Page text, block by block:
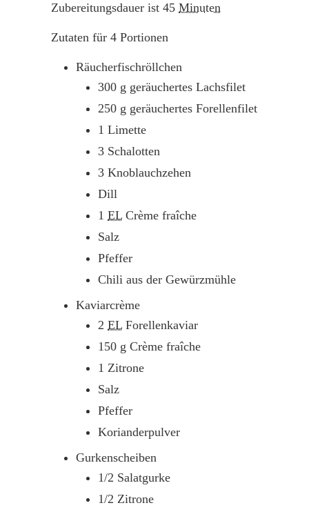
Zubereitungsdauer ist 45 Minuten
Zutaten für 4 Portionen
Räucherfischröllchen
300 g geräuchertes Lachsfilet
250 g geräuchertes Forellenfilet
1 Limette
3 Schalotten
3 Knoblauchzehen
Dill
1 EL Crème fraîche
Salz
Pfeffer
Chili aus der Gewürzmühle
Kaviarcrème
2 EL Forellenkaviar
150 g Crème fraîche
1 Zitrone
Salz
Pfeffer
Korianderpulver
Gurkenscheiben
1/2 Salatgurke
1/2 Zitrone